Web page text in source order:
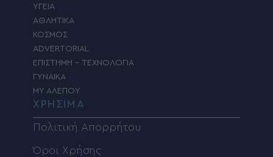
ΥΓΕΙΑ
ΑΘΛΗΤΙΚΑ
ΚΟΣΜΟΣ
ADVERTORIAL
ΕΠΙΣΤΗΜΗ – ΤΕΧΝΟΛΟΓΙΑ
ΓΥΝΑΙΚΑ
MY ΑΛΕΠΟΥ
ΧΡΗΣΙΜΑ
Πολιτική Απορρήτου
Όροι Χρήσης